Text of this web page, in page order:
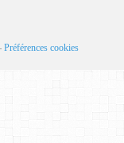
Préférences cookies